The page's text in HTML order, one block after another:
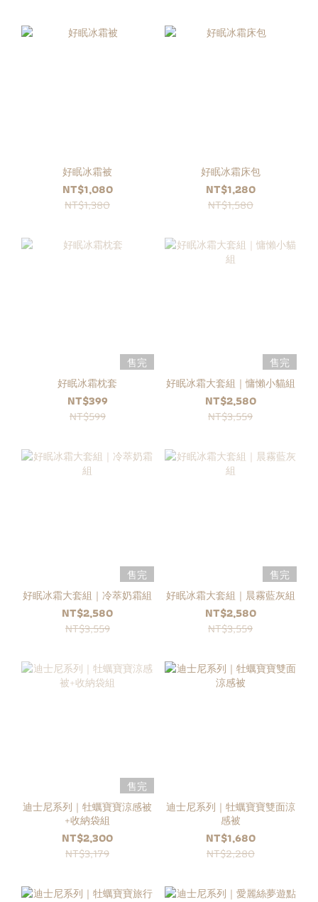
好眠冰霜被
NT$1,080
NT$1,380
好眠冰霜床包
NT$1,280
NT$1,580
售完
好眠冰霜枕套
NT$399
NT$599
售完
好眠冰霜大套組｜慵懶小貓組
NT$2,580
NT$3,559
售完
好眠冰霜大套組｜冷萃奶霜組
NT$2,580
NT$3,559
售完
好眠冰霜大套組｜晨霧藍灰組
NT$2,580
NT$3,559
售完
迪士尼系列｜牡蠣寶寶涼感被
+收納袋組
NT$2,300
NT$3,179
迪士尼系列｜牡蠣寶寶雙面涼
感被
NT$1,680
NT$2,280